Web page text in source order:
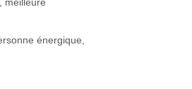
énergique,